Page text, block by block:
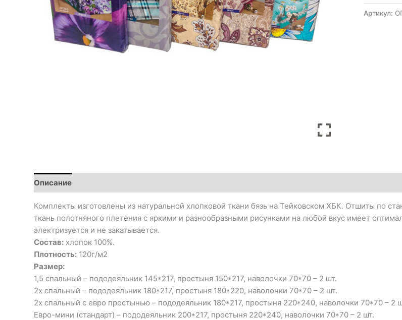
Артикул:
Описание
Комплекты изготовлены из натуральной хлопковой ткани бязь на Тейковском ХБК. Отшиты по
ткань полотняного плетения с яркими и разнообразными рисунками на любой вкус имеет
электризуется и не закатывается.
Состав: хлопок 100%.
Плотность: 120г/м2
Размер:
1,5 спальный – пододеяльник 145*217, простыня 150*217, наволочки 70*70 – 2 шт.
2х спальный – пододеяльник 180*217, простыня 180*220, наволочки 70*70 – 2 шт.
2х спальный с евро простынью – пододеяльник 180*217, простыня 220*240, наволочки 70*70 – 2
Евро-мини (стандарт) – пододеяльник 200*217, простыня 220*240, наволочки 70*70 – 2 шт.